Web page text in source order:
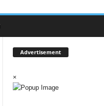
Advertisement
×